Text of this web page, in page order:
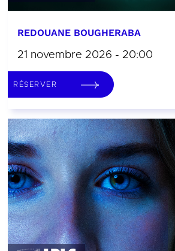
REDOUANE BOUGHERABA
21 novembre 2026 - 20:00
RÉSERVER